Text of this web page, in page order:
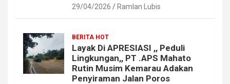
29/04/2026 Ramlan Lubis
BERITA HOT
Layak Di APRESIASI ,, Peduli
Lingkungan,, PT .APS Mahato
Rutin Musim Kemarau Adakan
Penyiraman Jalan Poros